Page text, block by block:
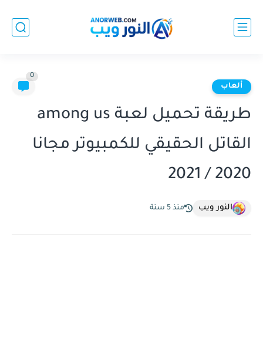
ألعاب
0
طريقة تحميل لعبة among us
القاتل الحقيقي للكمبيوتر مجانا
2020 / 2021
النور ويب منذ 5 سنة